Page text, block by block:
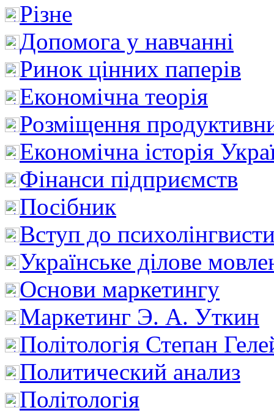
Різне
Допомога у навчанні
Ринок цінних паперів
Економічна теорія
Розміщення
Економічна історія
Фінанси підприємств
Посібник
Вступ до
Українське ділове
Основи маркетингу
Маркетинг Э. А. Уткин
Політологія Степан
Политический анализ
Політологія